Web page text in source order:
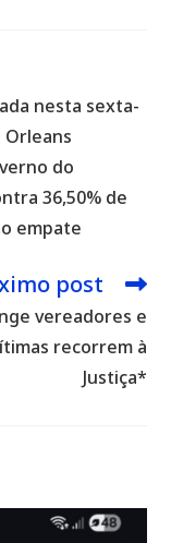
nesta sexta-
do
36,50% de
empate
post
vereadores e
recorrem à
Justiça*